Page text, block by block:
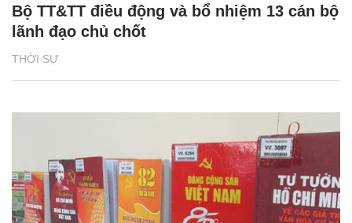
THỜI SỰ
Bộ TT&TT điều động và bổ nhiệm 13 cán bộ
lãnh đạo chủ chốt